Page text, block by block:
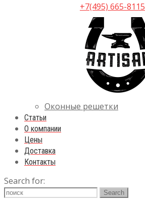
+7(495) 665-8115
Оконные решетки
Статьи
О компании
Цены
Доставка
Контакты
Search for: